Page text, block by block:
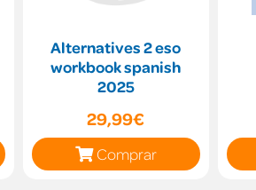
Alternatives 2 eso
workbook spanish
2025
29,99€
Comprar